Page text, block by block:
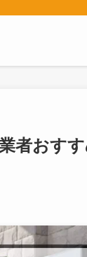
者おす